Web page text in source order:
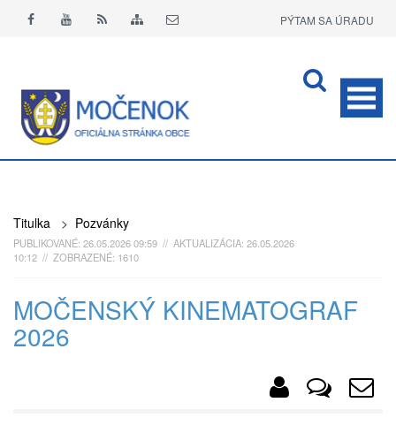
PÝTAM SA ÚRADU
Titulka > Pozvánky
PUBLIKOVANÉ: 26.05.2026 09:59 // AKTUALIZÁCIA: 26.05.2026
10:12 // ZOBRAZENÉ: 1610
MOČENSKÝ KINEMATOGRAF
2026